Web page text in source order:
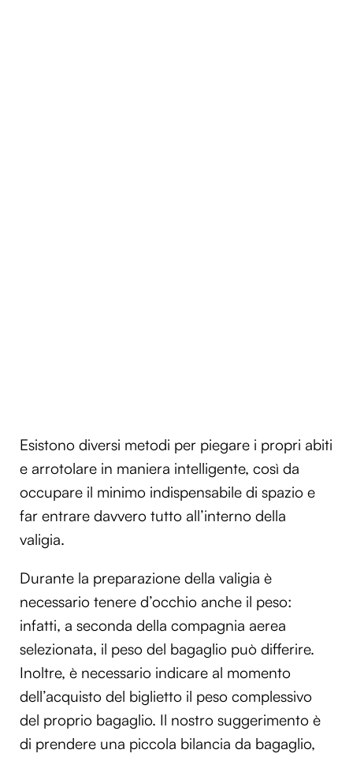
Esistono diversi metodi per piegare i propri abiti
e arrotolare in maniera intelligente, così da
occupare il minimo indispensabile di spazio e
far entrare davvero tutto all’interno della
valigia.
Durante la preparazione della valigia è
necessario tenere d’occhio anche il peso:
infatti, a seconda della compagnia aerea
selezionata, il peso del bagaglio può differire.
Inoltre, è necessario indicare al momento
dell’acquisto del biglietto il peso complessivo
del proprio bagaglio. Il nostro suggerimento è
di prendere una piccola bilancia da bagaglio,